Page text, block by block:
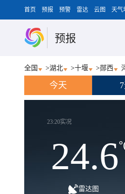
首页 预报 预警 雷达 云图 天气
预报
全国 >湖北 >十堰 >郧西
今天
23:20实况
24.6
雷达图